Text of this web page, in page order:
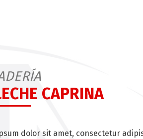
CAPRINA
dolor sit amet, consectetur